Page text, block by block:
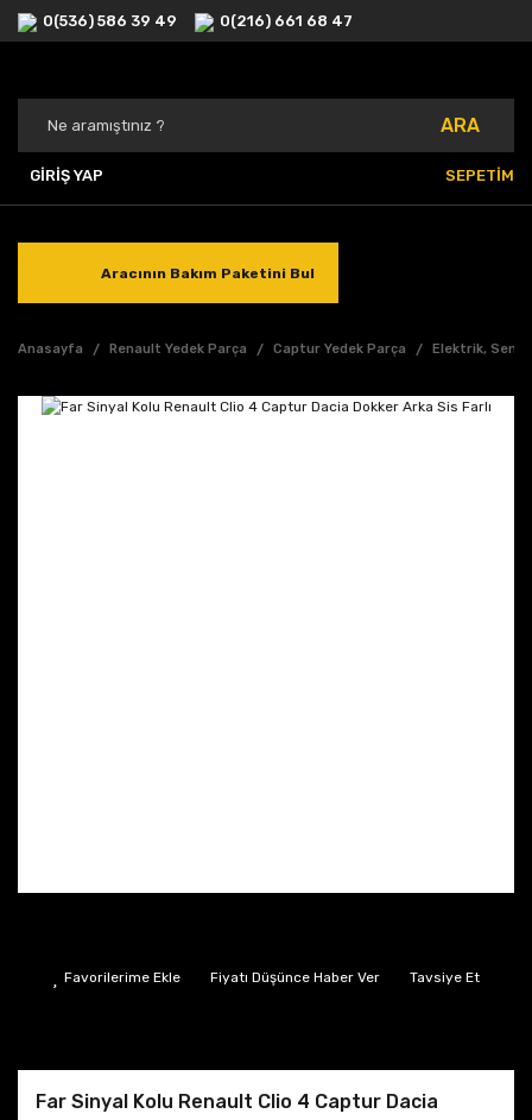
0(536) 586 39 49 0(216) 661 68 47
ARA
GİRİŞ YAP SEPETİM
Aracının Bakım Paketini Bul
Anasayfa Renault Yedek Parça Captur Yedek Parça Elektrik,
Fiyatı Düşünce Haber Ver Tavsiye Et
Far Sinyal Kolu Renault Clio 4 Captur Dacia